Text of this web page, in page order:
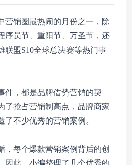
营销圈最热闹的月份之一，除
序员节、重阳节、万圣节，还
联盟S10全球总决赛等热门事
件，都是品牌借势营销的契
了抢占营销制高点，品牌商家
不少优秀的营销案例。
，每个爆款营销案例背后的创
因此，小编整理了几个优秀的